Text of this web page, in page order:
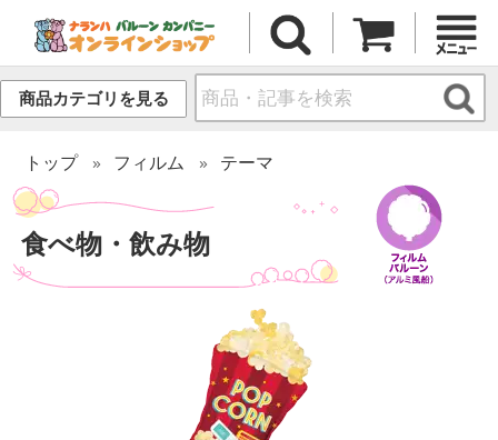
商品カテゴリを見る
トップ フィルム テーマ
食べ物・飲み物